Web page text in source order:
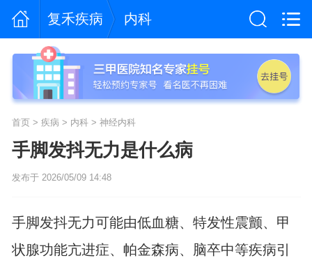
复禾疾病 内科
首页> 疾病 > 内科> 神经内科
手脚发抖无力是什么病
发布于 2026/05/09 14:48
手脚发抖无力可能由低血糖、特发性震颤、甲
状腺功能亢进症、帕金森病、脑卒中等疾病引